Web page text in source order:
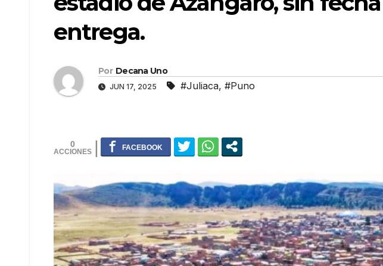
entrega.
Por Decana Uno
JUN 17, 2025 #Juliaca, #Puno
0